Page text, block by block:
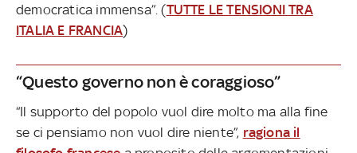
democratica immensa”. (TUTTE LE TENSIONI TRA
ITALIA E FRANCIA)
“Questo governo non è coraggioso”
“Il supporto del popolo vuol dire molto ma alla fine
se ci pensiamo non vuol dire niente”, ragiona il